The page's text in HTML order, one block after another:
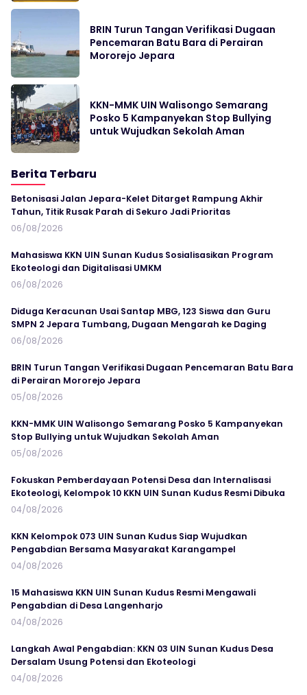
BRIN Turun Tangan Verifikasi Dugaan
Pencemaran Batu Bara di Perairan
Mororejo Jepara
KKN-MMK UIN Walisongo Semarang
Posko 5 Kampanyekan Stop Bullying
untuk Wujudkan Sekolah Aman
Berita Terbaru
Betonisasi Jalan Jepara-Kelet Ditarget Rampung Akhir
Tahun, Titik Rusak Parah di Sekuro Jadi Prioritas
06/08/2026
Mahasiswa KKN UIN Sunan Kudus Sosialisasikan Program
Ekoteologi dan Digitalisasi UMKM
06/08/2026
Diduga Keracunan Usai Santap MBG, 123 Siswa dan Guru
SMPN 2 Jepara Tumbang, Dugaan Mengarah ke Daging
06/08/2026
BRIN Turun Tangan Verifikasi Dugaan Pencemaran Batu Bara
di Perairan Mororejo Jepara
05/08/2026
KKN-MMK UIN Walisongo Semarang Posko 5 Kampanyekan
Stop Bullying untuk Wujudkan Sekolah Aman
05/08/2026
Fokuskan Pemberdayaan Potensi Desa dan Internalisasi
Ekoteologi, Kelompok 10 KKN UIN Sunan Kudus Resmi Dibuka
04/08/2026
KKN Kelompok 073 UIN Sunan Kudus Siap Wujudkan
Pengabdian Bersama Masyarakat Karangampel
04/08/2026
15 Mahasiswa KKN UIN Sunan Kudus Resmi Mengawali
Pengabdian di Desa Langenharjo
04/08/2026
Langkah Awal Pengabdian: KKN 03 UIN Sunan Kudus Desa
Dersalam Usung Potensi dan Ekoteologi
04/08/2026